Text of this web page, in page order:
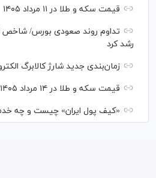
قیمت سکه و طلا در ۱۱ مرداد ۱۴۰۵
رشد کرد
زمان‌بندی جدید شارژ کالابرگ
قیمت سکه و طلا در ۱۴ مرداد ۱۴۰۵
«کیف پول ایران» چیست و چه